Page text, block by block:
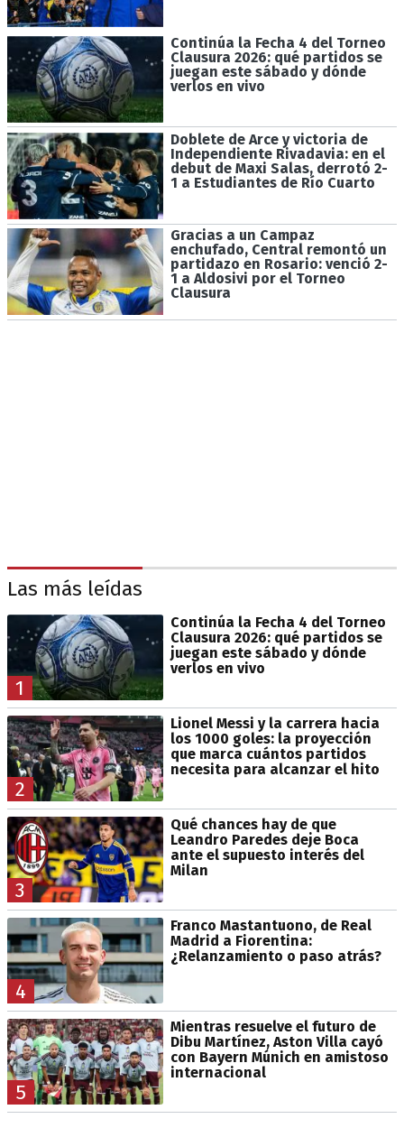
Continúa la Fecha 4 del Torneo
Clausura 2026: qué partidos se
juegan este sábado y dónde
verlos en vivo
Doblete de Arce y victoria de
Independiente Rivadavia: en el
debut de Maxi Salas, derrotó 2-
1 a Estudiantes de Río Cuarto
Gracias a un Campaz
enchufado, Central remontó un
partidazo en Rosario: venció 2-
1 a Aldosivi por el Torneo
Clausura
Las más leídas
1
Continúa la Fecha 4 del Torneo
Clausura 2026: qué partidos se
juegan este sábado y dónde
verlos en vivo
2
Lionel Messi y la carrera hacia
los 1000 goles: la proyección
que marca cuántos partidos
necesita para alcanzar el hito
3
Qué chances hay de que
Leandro Paredes deje Boca
ante el supuesto interés del
Milan
4
Franco Mastantuono, de Real
Madrid a Fiorentina:
¿Relanzamiento o paso atrás?
5
Mientras resuelve el futuro de
Dibu Martínez, Aston Villa cayó
con Bayern Múnich en amistoso
internacional